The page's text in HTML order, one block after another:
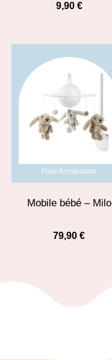
9,90 €
Flow Amsterdam
Mobile bébé – Milo
79,90 €